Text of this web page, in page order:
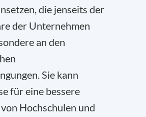
die jenseits der
der Unternehmen
an den
Sie kann
für eine bessere
Hochschulen und